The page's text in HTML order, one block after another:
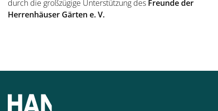
Ticketshop
durch die großzügige Unterstützung des Freunde der
Herrenhäuser Gärten e. V.